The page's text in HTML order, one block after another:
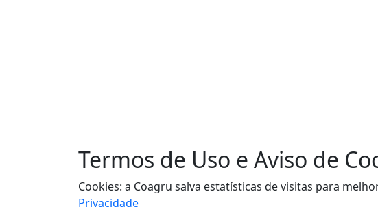
Termos de Uso e Aviso de
Cookies: a Coagru salva estatísticas de visitas para
Privacidade